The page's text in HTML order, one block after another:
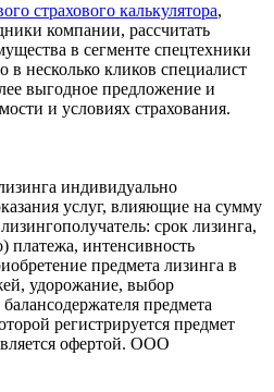
страхового калькулятора,
компании, рассчитать
в сегменте спецтехники
несколько кликов специалист
выгодное предложение и
и условиях страхования.
индивидуально
услуг, влияющие на сумму
срок лизинга,
платежа, интенсивность
предмета лизинга в
удорожание, выбор
предмета
регистрируется предмет
офертой. ООО